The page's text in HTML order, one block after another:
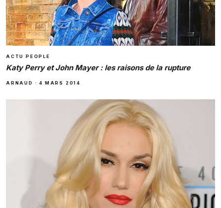
ACTU PEOPLE
Katy Perry et John Mayer : les raisons de la rupture
ARNAUD ·4 MARS 2014